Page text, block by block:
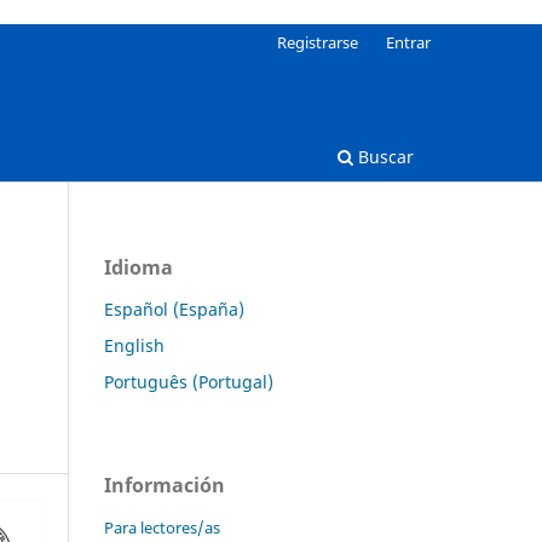
Buscar
Registrarse Entrar
Idioma
Español (España)
English
Português (Portugal)
Información
Para lectores/as